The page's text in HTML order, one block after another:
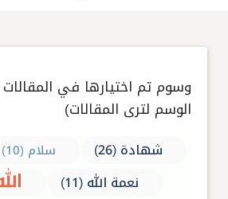
وسوم تم اختيارها في
الوسم لترى المقالات)
شهادة (26) سلام (10)
نعمة الله (11)